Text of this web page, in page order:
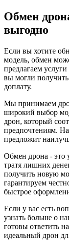
Обмен
выгодно
Если вы хотите
модель, обмен
предлагаем
вы могли
доплату.
Мы принимаем
широкий выбор
дрон, который
предпочтениям.
предложит
Обмен дрона - это
тратя лишних
получить новую
гарантируем
быстрое
Если у вас есть
узнать больше о
готовы ответить
идеальный дрон